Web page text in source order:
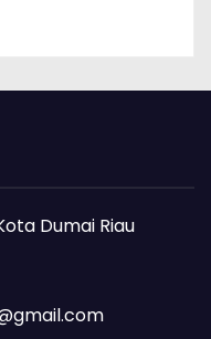
Dumai Riau